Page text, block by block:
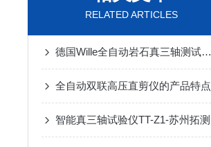
RELATED ARTICLES
德国Wille全自动岩石真三轴测试系统-苏州拓测仪器设备有限公司
全自动双联高压直剪仪的产品特点